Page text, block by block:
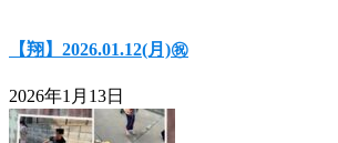
【翔】2026.01.12(月)㊗
2026年1月13日